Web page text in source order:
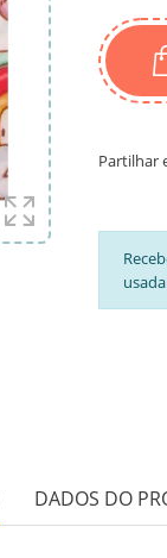
Partilhar
DADOS DO